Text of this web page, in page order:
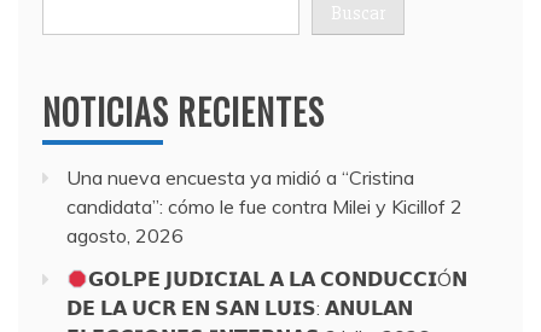
Buscar
NOTICIAS RECIENTES
Una nueva encuesta ya midió a “Cristina
candidata”: cómo le fue contra Milei y Kicillof 2
agosto, 2026
𝗚𝗢𝗟𝗣𝗘 𝗝𝗨𝗗𝗜𝗖𝗜𝗔𝗟 𝗔 𝗟𝗔 𝗖𝗢𝗡𝗗𝗨𝗖𝗖𝗜Ó𝗡
𝗗𝗘 𝗟𝗔 𝗨𝗖𝗥 𝗘𝗡 𝗦𝗔𝗡 𝗟𝗨𝗜𝗦: 𝗔𝗡𝗨𝗟𝗔𝗡